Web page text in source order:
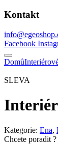
Kontakt
Facebook
Domů
SLEVA
Kategorie: Ena,
Chcete poradit ?